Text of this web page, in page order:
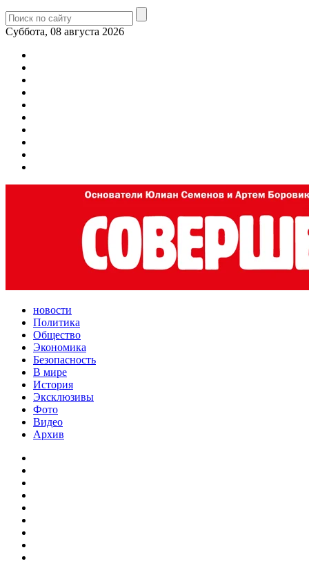
Суббота, 08 августа 2026
новости
Политика
Общество
Экономика
Безопасность
В мире
История
Эксклюзивы
Фото
Видео
Архив